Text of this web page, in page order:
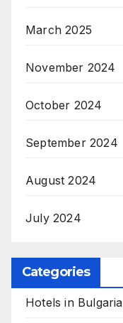
March 2025
November 2024
October 2024
September 2024
August 2024
July 2024
Categories
Hotels in Bulgaria